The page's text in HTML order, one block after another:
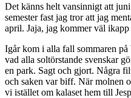
Det känns helt vansinnigt att
semester fast jag tror att jag
april. Jaja, jag kommer väl
Igår kom i alla fall sommaren
vad alla soltörstande svenskar
en park. Sagt och gjort. Några
och saken var biff. När molnen
vi istället om kalaset hem till